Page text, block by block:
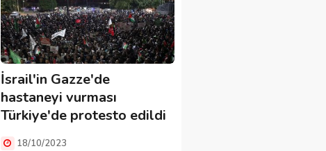
İsrail'in Gazze'de
hastaneyi vurması
Türkiye'de protesto edildi
18/10/2023